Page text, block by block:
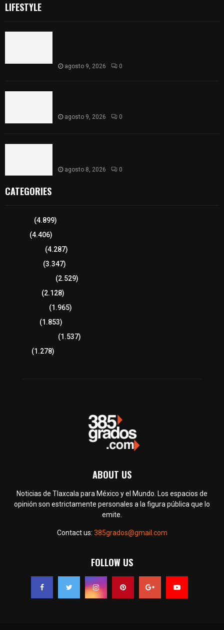
LIFESTYLE
agosto 9, 2026 0
agosto 9, 2026 0
agosto 8, 2026 0
CATEGORIES
(4.899)
(4.406)
(4.287)
(3.347)
(2.529)
(2.128)
(1.965)
(1.853)
(1.537)
(1.278)
ABOUT US
Noticias de Tlaxcala para México y el Mundo. Los espacios de
opinión son estrictamente personales a la figura pública que lo
emite.
Contact us: 385grados@gmail.com
FOLLOW US